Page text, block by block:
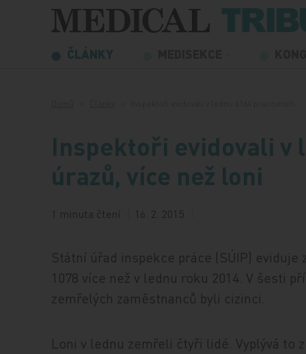
Přeskočit na obsah
ČLÁNKY
Inspektoři evidovali v
úrazů, více než loni
1 minuta čtení 16. 2. 2015
Státní úřad inspekce práce (SÚIP)
1078 více než v lednu roku 2014. V šesti
zemřelých zaměstnanců byli cizinci.
Loni v lednu zemřeli čtyři lidé. Vyplývá to